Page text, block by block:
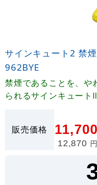
サインキュート2 禁
962BYE
禁煙であることを、や
られるサインキュートⅡ
販売価格 11,700
12,870 円